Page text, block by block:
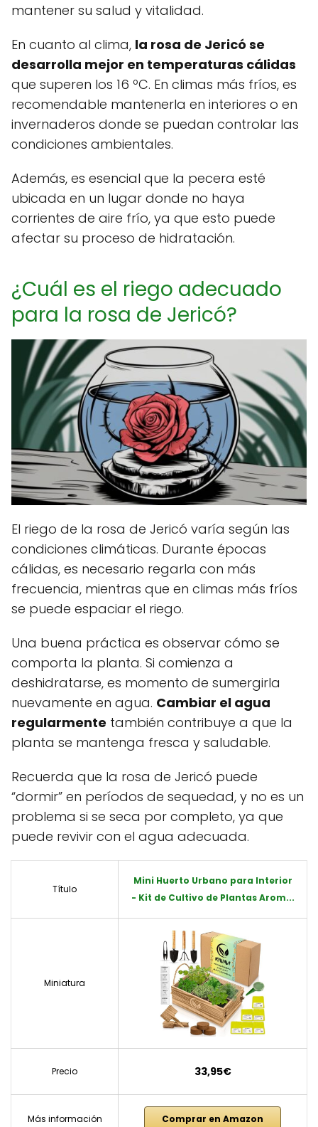
mantener su salud y vitalidad.
En cuanto al clima, la rosa de Jericó se
desarrolla mejor en temperaturas cálidas
que superen los 16 ºC. En climas más fríos, es
recomendable mantenerla en interiores o en
invernaderos donde se puedan controlar las
condiciones ambientales.
Además, es esencial que la pecera esté
ubicada en un lugar donde no haya
corrientes de aire frío, ya que esto puede
afectar su proceso de hidratación.
¿Cuál es el riego adecuado
para la rosa de Jericó?
El riego de la rosa de Jericó varía según las
condiciones climáticas. Durante épocas
cálidas, es necesario regarla con más
frecuencia, mientras que en climas más fríos
se puede espaciar el riego.
Una buena práctica es observar cómo se
comporta la planta. Si comienza a
deshidratarse, es momento de sumergirla
nuevamente en agua. Cambiar el agua
regularmente también contribuye a que la
planta se mantenga fresca y saludable.
Recuerda que la rosa de Jericó puede
“dormir” en períodos de sequedad, y no es un
problema si se seca por completo, ya que
puede revivir con el agua adecuada.
Título
Mini Huerto Urbano para Interior
- Kit de Cultivo de Plantas Arom...
Miniatura
Precio 33,95€
Más información Comprar en Amazon